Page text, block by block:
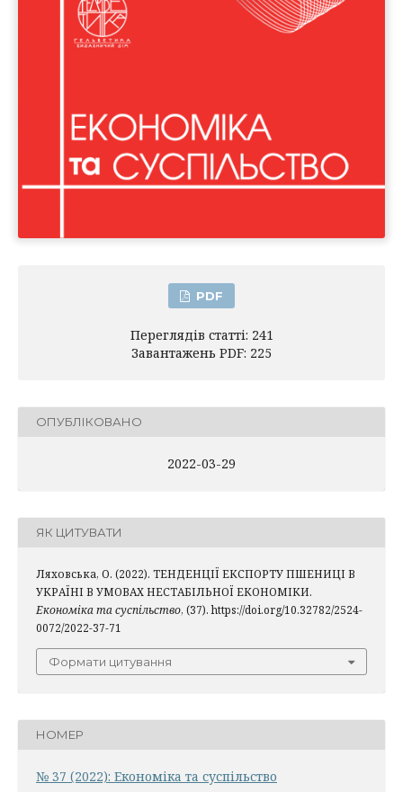
PDF
Переглядів статті: 241
Завантажень PDF: 225
ОПУБЛІКОВАНО
2022-03-29
ЯК ЦИТУВАТИ
Ляховська, О. (2022). ТЕНДЕНЦІЇ ЕКСПОРТУ ПШЕНИЦІ В
УКРАЇНІ В УМОВАХ НЕСТАБІЛЬНОЇ ЕКОНОМІКИ.
Економіка та суспільство, (37). https://doi.org/10.32782/2524-
0072/2022-37-71
Формати цитування
НОМЕР
№ 37 (2022): Економіка та суспільство